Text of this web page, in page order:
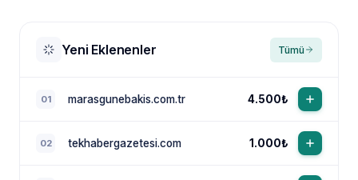
Yeni Eklenenler Tümü
01 marasgunebakis.com.tr 4.500₺
02 tekhabergazetesi.com 1.000₺
NewsTanıtım AI Asistan